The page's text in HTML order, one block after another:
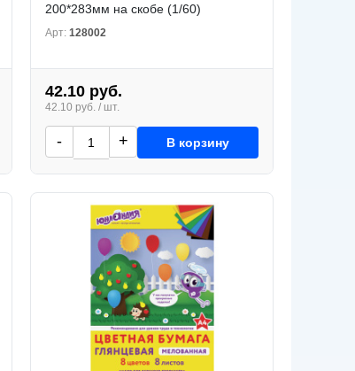
200*283мм на скобе (1/60)
Арт: 128002
42.10 руб.
42.10 руб. / шт.
- + В корзину